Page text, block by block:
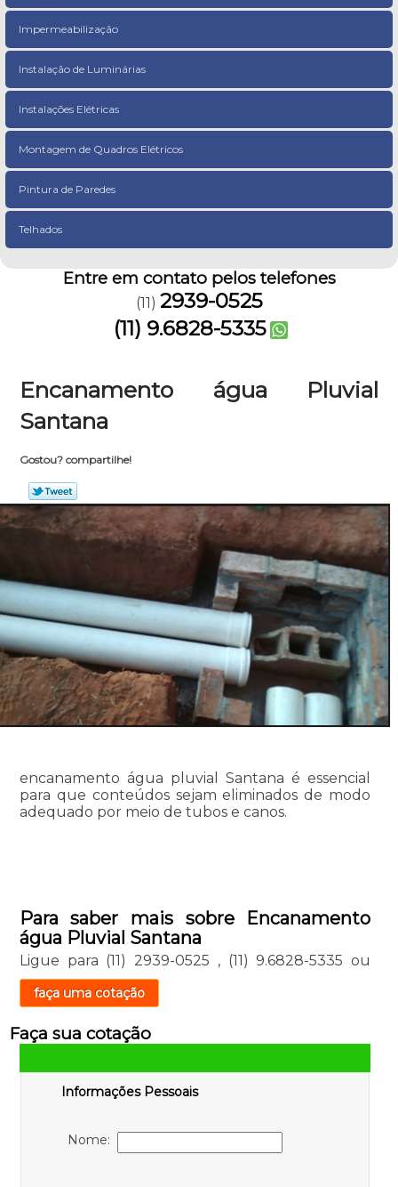
Impermeabilização
Instalação de Luminárias
Instalações Elétricas
Montagem de Quadros Elétricos
Pintura de Paredes
Telhados
Entre em contato pelos telefones
(11) 2939-0525
(11) 9.6828-5335
Encanamento água Pluvial
Santana
Gostou? compartilhe!
encanamento água pluvial Santana é essencial
para que conteúdos sejam eliminados de modo
adequado por meio de tubos e canos.
Para saber mais sobre Encanamento
água Pluvial Santana
Ligue para (11) 2939-0525 , (11) 9.6828-5335 ou
faça uma cotação
Faça sua cotação
Informações Pessoais
Nome: